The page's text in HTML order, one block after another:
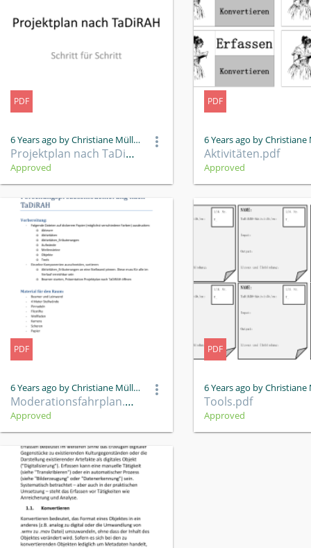
PDF
6 Years ago by Christiane Müller
Projektplan nach TaDiRAH.pdf
Approved
PDF
Aktivitäten.pdf
Approved
PDF
6 Years ago by Christiane Müller
Moderationsfahrplan.pdf
Approved
PDF
Tools.pdf
Approved